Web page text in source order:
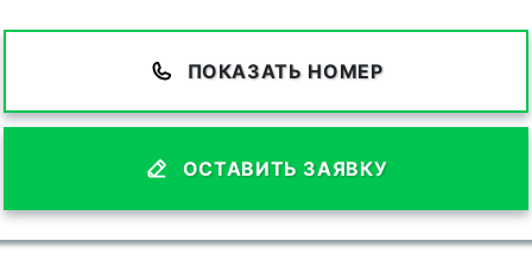
ПОКАЗАТЬ НОМЕР
ОСТАВИТЬ ЗАЯВКУ